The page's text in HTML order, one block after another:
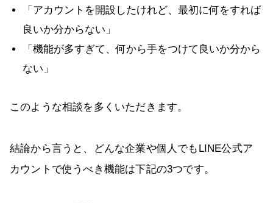
「アカウントを開設したけれど、最初に何をすれば
良いか分からない」
「機能が多すぎて、何から手をつけて良いか分から
ない」
このような相談を多くいただきます。
結論から言うと、どんな企業や個人でもLINE公式ア
カウントで使うべき機能は下記の3つです。